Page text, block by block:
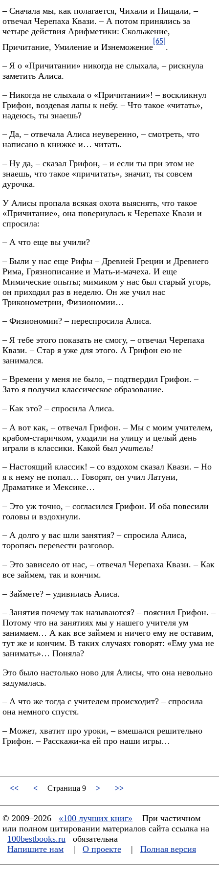
– Сначала мы, как полагается, Чихали и Пищали, –
отвечал Черепаха Квази. – А потом принялись за
четыре действия Арифметики: Скольжение,
Причитание, Умиление и Изнеможение
[65]
.
– Я о «Причитании» никогда не слыхала, – рискнула
заметить Алиса.
– Никогда не слыхала о «Причитании»! – воскликнул
Грифон, воздевая лапы к небу. – Что такое «читать»,
надеюсь, ты знаешь?
– Да, – отвечала Алиса неуверенно, – смотреть, что
написано в книжке и… читать.
– Ну да, – сказал Грифон, – и если ты при этом не
знаешь, что такое «причитать», значит, ты совсем
дурочка.
У Алисы пропала всякая охота выяснять, что такое
«Причитание», она повернулась к Черепахе Квази и
спросила:
– А что еще вы учили?
– Были у нас еще Рифы – Древней Греции и Древнего
Рима, Грязнописание и Мать-и-мачеха. И еще
Мимические опыты; мимиком у нас был старый угорь,
он приходил раз в неделю. Он же учил нас
Триконометрии, Физиономии…
– Физиономии? – переспросила Алиса.
– Я тебе этого показать не смогу, – отвечал Черепаха
Квази. – Стар я уже для этого. А Грифон ею не
занимался.
– Времени у меня не было, – подтвердил Грифон. –
Зато я получил классическое образование.
– Как это? – спросила Алиса.
– А вот как, – отвечал Грифон. – Мы с моим учителем,
крабом-старичком, уходили на улицу и целый день
играли в классики. Какой был учитель!
– Настоящий классик! – со вздохом сказал Квази. – Но
я к нему не попал… Говорят, он учил Латуни,
Драматике и Мексике…
– Это уж точно, – согласился Грифон. И оба повесили
головы и вздохнули.
– А долго у вас шли занятия? – спросила Алиса,
торопясь перевести разговор.
– Это зависело от нас, – отвечал Черепаха Квази. – Как
все займем, так и кончим.
– Займете? – удивилась Алиса.
– Занятия почему так называются? – пояснил Грифон. –
Потому что на занятиях мы у нашего учителя ум
занимаем… А как все займем и ничего ему не оставим,
тут же и кончим. В таких случаях говорят: «Ему ума не
занимать»… Поняла?
Это было настолько ново для Алисы, что она невольно
задумалась.
– А что же тогда с учителем происходит? – спросила
она немного спустя.
– Может, хватит про уроки, – вмешался решительно
Грифон. – Расскажи-ка ей про наши игры…
<< < Страница 9 > >>
© 2009–2026 «100 лучших книг»
При частичном
или полном цитировании материалов сайта ссылка на
100bestbooks.ru
обязательна
Напишите нам
| О проекте | Полная версия